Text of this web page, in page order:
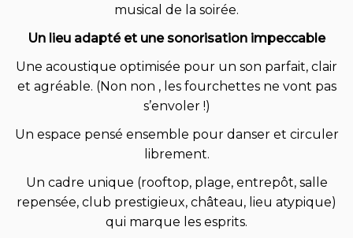
musical de la soirée.
Un lieu adapté et une sonorisation impeccable
Une acoustique optimisée pour un son parfait, clair
et agréable. (Non non , les fourchettes ne vont pas
s’envoler !)
Un espace pensé ensemble pour danser et circuler
librement.
Un cadre unique (rooftop, plage, entrepôt, salle
repensée, club prestigieux, château, lieu atypique)
qui marque les esprits.